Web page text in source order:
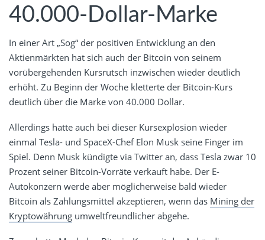
40.000-Dollar-Marke
In einer Art „Sog“ der positiven Entwicklung an den
Aktienmärkten hat sich auch der Bitcoin von seinem
vorübergehenden Kursrutsch inzwischen wieder deutlich
erhöht. Zu Beginn der Woche kletterte der Bitcoin-Kurs
deutlich über die Marke von 40.000 Dollar.
Allerdings hatte auch bei dieser Kursexplosion wieder
einmal Tesla- und SpaceX-Chef Elon Musk seine Finger im
Spiel. Denn Musk kündigte via Twitter an, dass Tesla zwar 10
Prozent seiner Bitcoin-Vorräte verkauft habe. Der E-
Autokonzern werde aber möglicherweise bald wieder
Bitcoin als Zahlungsmittel akzeptieren, wenn das Mining der
Kryptowährung umweltfreundlicher abgehe.